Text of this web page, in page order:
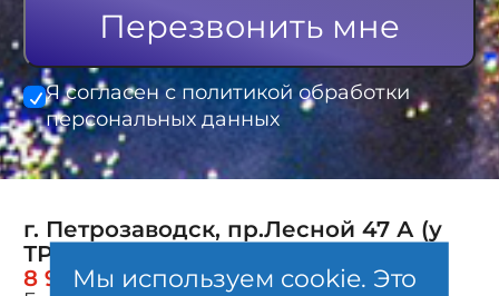
Перезвонить мне
Я согласен с политикой обработки
персональных данных
г. Петрозаводск, пр.Лесной 47 А (у
ТРК Лотос-Plaza)
8 911 414 03 41
ГлавнаяМы используем cookie. Это